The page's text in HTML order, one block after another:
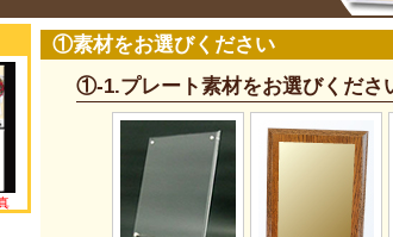
①素材をお選びください
①-1.プレート素材をお選びくださ